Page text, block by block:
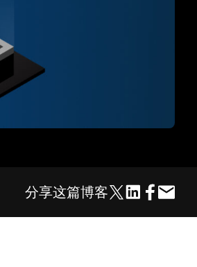
分享这篇博客